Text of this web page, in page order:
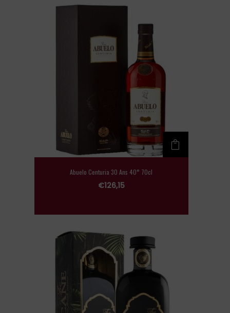
Abuelo Centuria 30 Ans 40° 70cl
€126,15